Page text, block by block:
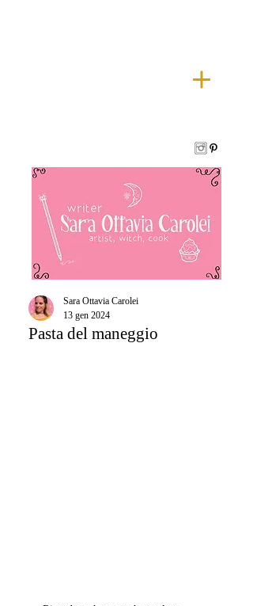
Pasta del maneggio
Sara Ottavia Carolei
13 gen 2024